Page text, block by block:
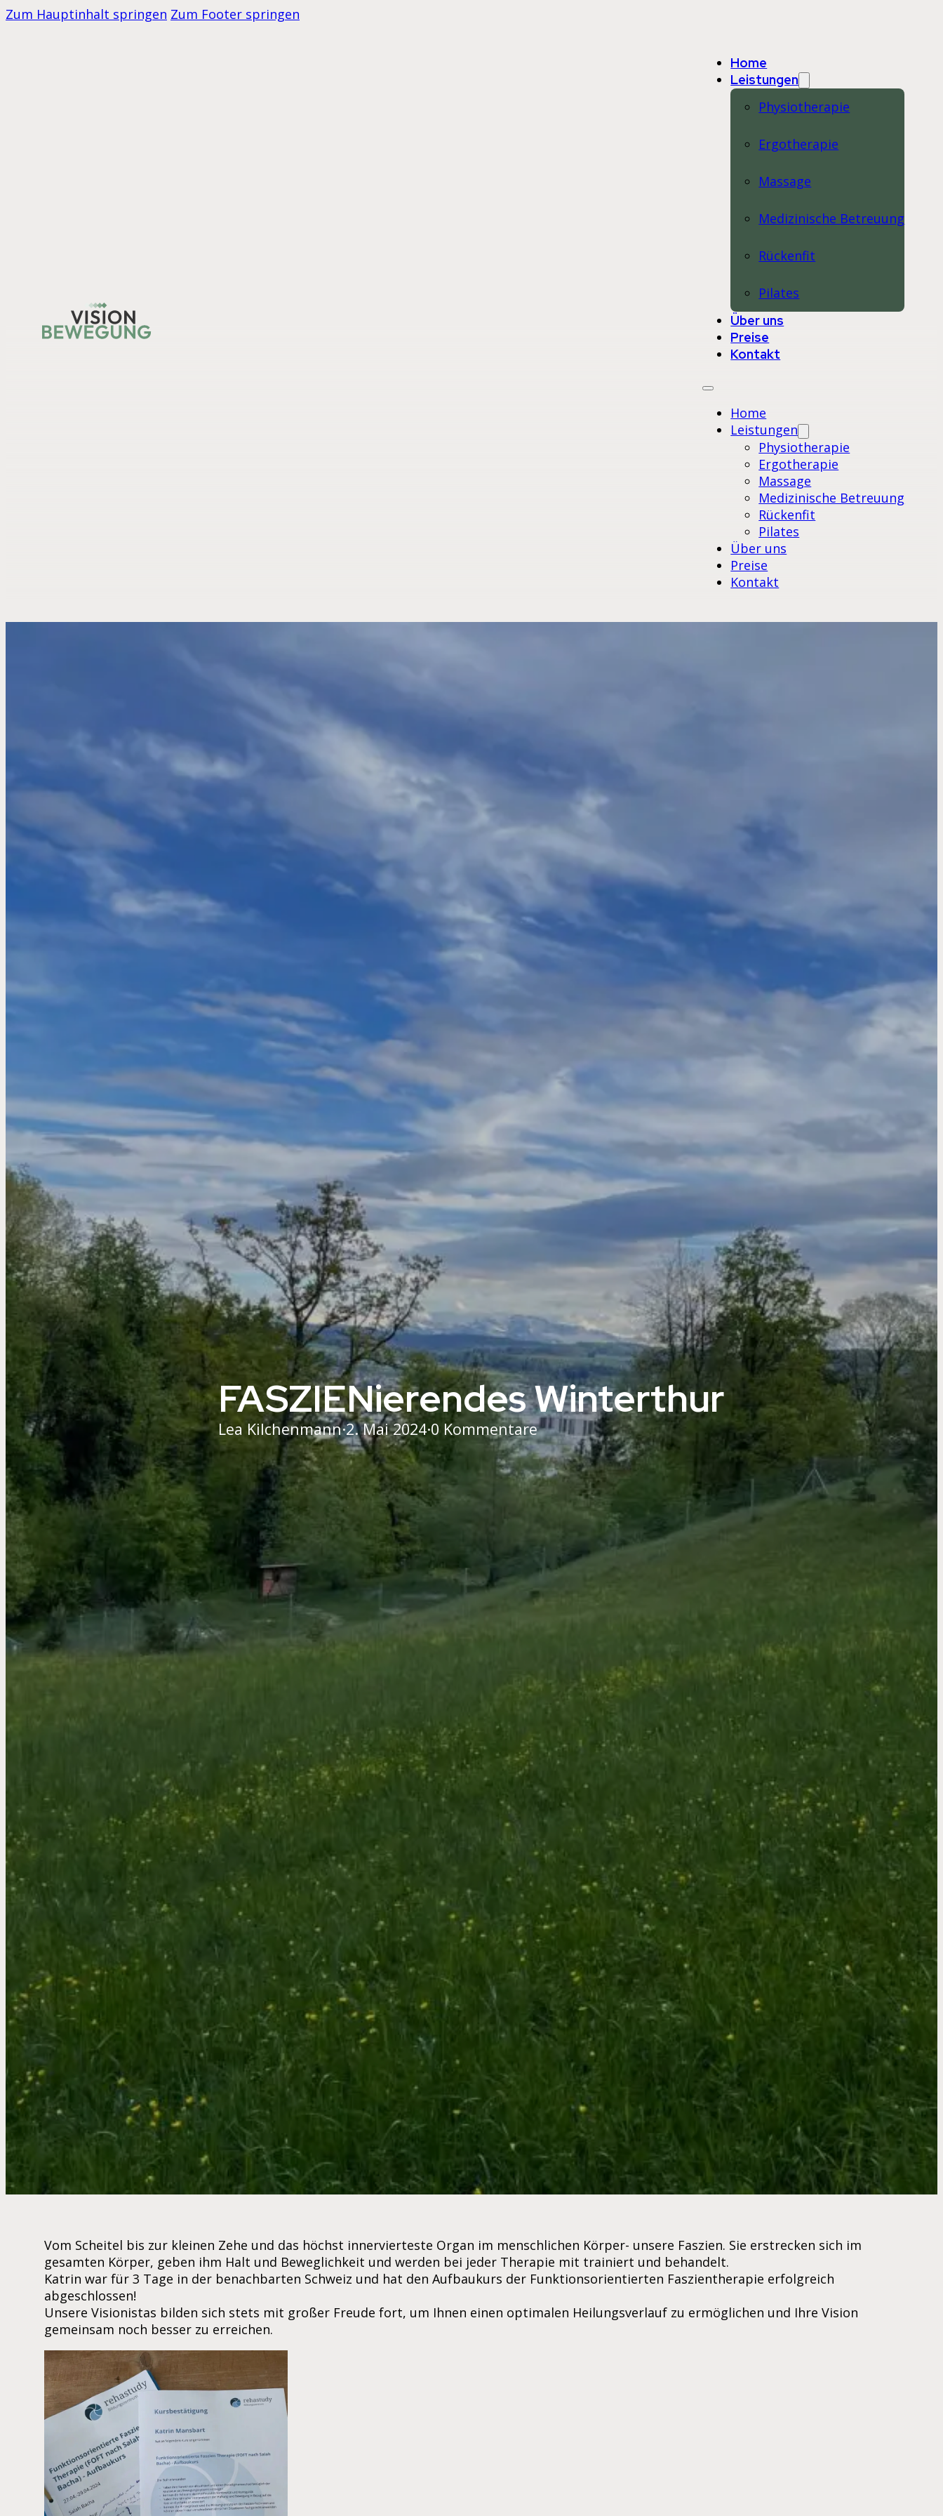
Zum Hauptinhalt springen Zum Footer springen
Home
Leistungen
Physiotherapie
Ergotherapie
Massage
Medizinische Betreuung
Rückenfit
Pilates
Über uns
Preise
Kontakt
Home
Leistungen
Physiotherapie
Ergotherapie
Massage
Medizinische Betreuung
Rückenfit
Pilates
Über uns
Preise
Kontakt
FASZIENierendes Winterthur
Lea Kilchenmann·2. Mai 2024·0 Kommentare
Vom Scheitel bis zur kleinen Zehe und das höchst innervierteste Organ im menschlichen Körper- unsere Faszien. Sie erstrecken sich im
gesamten Körper, geben ihm Halt und Beweglichkeit und werden bei jeder Therapie mit trainiert und behandelt.
Katrin war für 3 Tage in der benachbarten Schweiz und hat den Aufbaukurs der Funktionsorientierten Faszientherapie erfolgreich
abgeschlossen!
Unsere Visionistas bilden sich stets mit großer Freude fort, um Ihnen einen optimalen Heilungsverlauf zu ermöglichen und Ihre Vision
gemeinsam noch besser zu erreichen.